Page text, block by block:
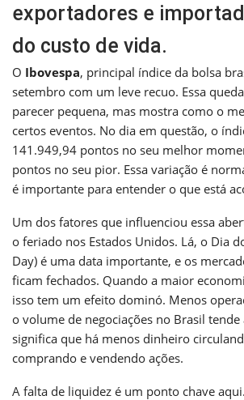
exportadores e
do custo de vida.
O Ibovespa, principal índice da bolsa
setembro com um leve recuo. Essa
parecer pequena, mas mostra como o
certos eventos. No dia em questão, o
141.949,94 pontos no seu melhor
pontos no seu pior. Essa variação é
é importante para entender o que está
Um dos fatores que influenciou essa
o feriado nos Estados Unidos. Lá, o Dia
Day) é uma data importante, e os
ficam fechados. Quando a maior
isso tem um efeito dominó. Menos
o volume de negociações no Brasil
significa que há menos dinheiro
comprando e vendendo ações.
A falta de liquidez é um ponto chave